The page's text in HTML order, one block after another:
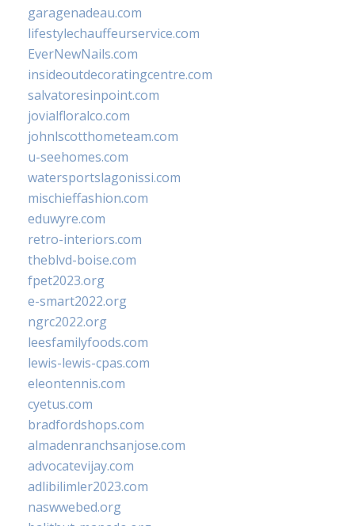
garagenadeau.com
lifestylechauffeurservice.com
EverNewNails.com
insideoutdecoratingcentre.com
salvatoresinpoint.com
jovialfloralco.com
johnlscotthometeam.com
u-seehomes.com
watersportslagonissi.com
mischieffashion.com
eduwyre.com
retro-interiors.com
theblvd-boise.com
fpet2023.org
e-smart2022.org
ngrc2022.org
leesfamilyfoods.com
lewis-lewis-cpas.com
eleontennis.com
cyetus.com
bradfordshops.com
almadenranchsanjose.com
advocatevijay.com
adlibilimler2023.com
naswwebed.org